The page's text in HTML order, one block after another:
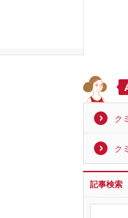
ク
ク
記事検索